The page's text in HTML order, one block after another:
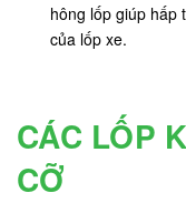
hông lốp giúp hấp
của lốp xe.
CÁC LỐP
CỠ